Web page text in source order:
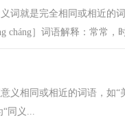
词就是完全相同或相近的
cháng］词语解释：常常，
义相同或相近的词语，如“
“同义...